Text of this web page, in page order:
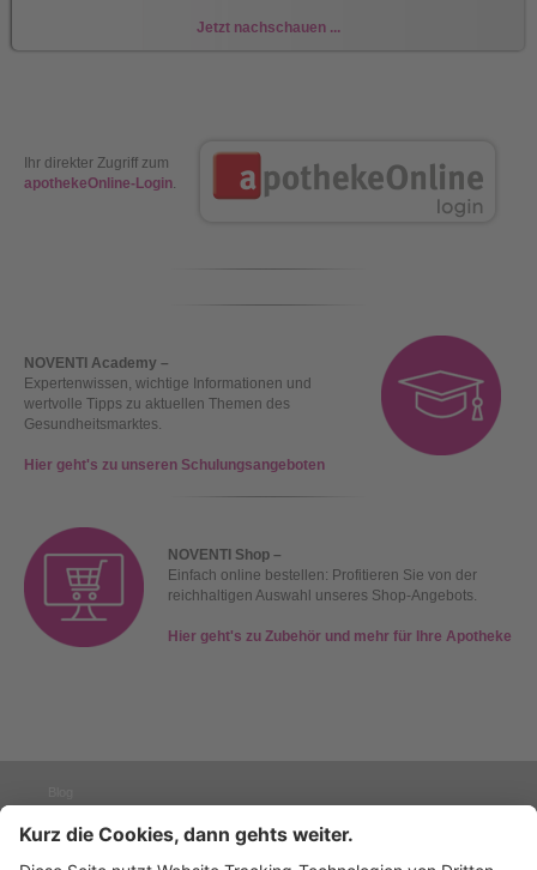
Jetzt nachschauen ...
Ihr direkter Zugriff zum
apothekeOnline-Login.
NOVENTI Academy –
Expertenwissen, wichtige Informationen und
wertvolle Tipps zu aktuellen Themen des
Gesundheitsmarktes.
Hier geht's zu unseren Schulungsangeboten
NOVENTI Shop –
Einfach online bestellen: Profitieren Sie von der
reichhaltigen Auswahl unseres Shop-Angebots.
Hier geht's zu Zubehör und mehr für Ihre Apotheke
Presse